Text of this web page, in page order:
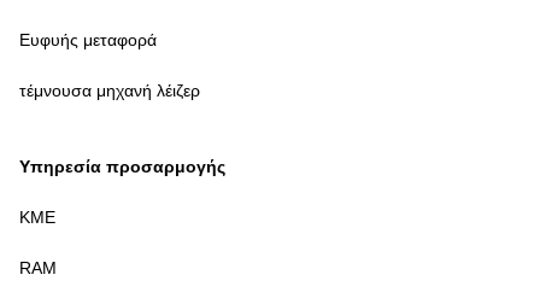
Ευφυής μεταφορά
τέμνουσα μηχανή λέιζερ
Υπηρεσία προσαρμογής
ΚΜΕ
RAM